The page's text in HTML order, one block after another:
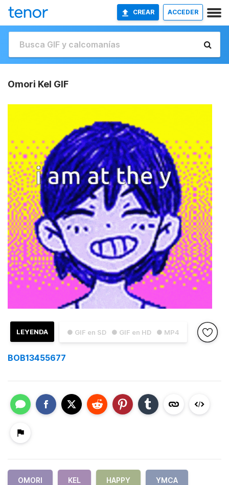
CREAR ACCEDER
Omori Kel GIF
● GIF en SD ● GIF en HD ● MP4
LEYENDA
BOB13455677
OMORI KEL HAPPY YMCA